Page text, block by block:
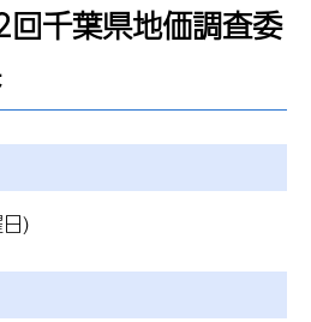
千葉県地価調査委
)